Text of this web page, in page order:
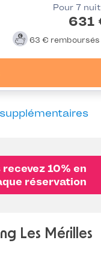
Pour 7
631
63 € remboursés
recevez 10% en
réservation
Les Mérilles